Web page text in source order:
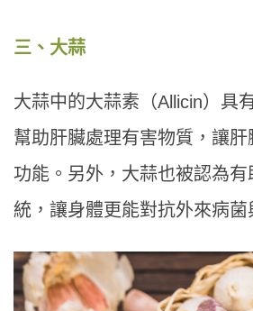
三、大蒜
大蒜中的大蒜素（Allicin）具
幫助肝臟處理有害物質，讓
功能。另外，大蒜也被認為
統，讓身體更能對抗外來病菌